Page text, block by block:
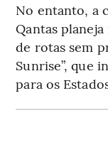
No entanto, a
Qantas
de rotas sem
Sunrise”, que
para os